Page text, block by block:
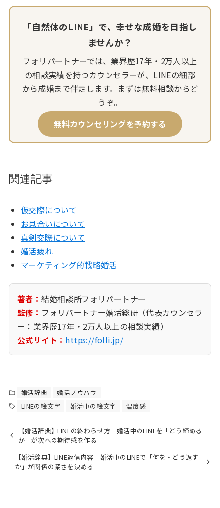
「自然体のLINE」で、幸せな成婚を目指し
ませんか？
フォリパートナーでは、業界歴17年・2万人以上
の相談実績を持つカウンセラーが、LINEの細部
から成婚まで伴走します。まずは無料相談からど
うぞ。
無料カウンセリングを予約する
関連記事
仮交際について
お見合いについて
真剣交際について
婚活疲れ
マーケティング的戦略婚活
著者：結婚相談所フォリパートナー
監修： フォリパートナー婚活総研（代表カウンセラ
ー：業界歴17年・2万人以上の相談実績）
公式サイト： https://folli.jp/
婚活辞典
婚活ノウハウ
LINEの絵文字
婚活中の絵文字 温度感
【婚活辞典】LINEの終わらせ方｜婚活中のLINEを「どう締める
か」が次への期待感を作る
【婚活辞典】LINE返信内容｜婚活中のLINEで「何を・どう返す
か」が関係の深さを決める